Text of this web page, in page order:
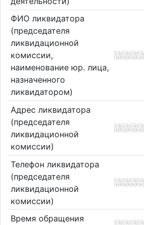
ФИО ликвидатора
(председателя
ликвидационной
комиссии,
наименование юр. лица,
назначенного
ликвидатором)
Адрес ликвидатора
(председателя
ликвидационной
комиссии)
Телефон ликвидатора
(председателя
ликвидационной
комиссии)
Время обращения